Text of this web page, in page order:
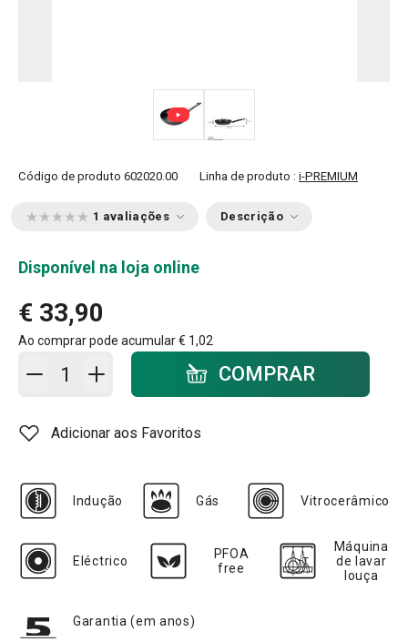
Código de produto 602020.00 Linha de produto : i-PREMIUM
1 avaliações Descrição
Disponível na loja online
€ 33,90
Ao comprar pode acumular€ 1,02
Adicionar ao carrinho - quantidadeCOMPRAR
Adicionar aos Favoritos
Indução Gás Vitrocerâmico
Eléctrico
PFOA
free
Máquina
de lavar
louça
Garantia (em anos)